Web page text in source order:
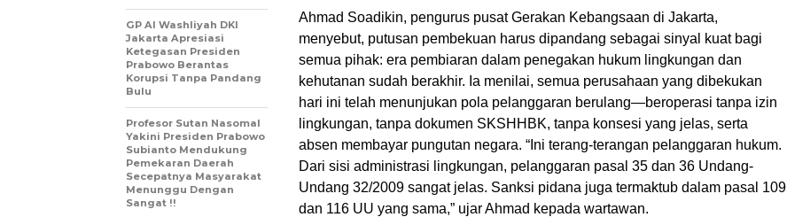
Ahmad Soadikin, pengurus pusat Gerakan Kebangsaan di Jakarta,
menyebut, putusan pembekuan harus dipandang sebagai sinyal kuat bagi
semua pihak: era pembiaran dalam penegakan hukum lingkungan dan
kehutanan sudah berakhir. Ia menilai, semua perusahaan yang dibekukan
hari ini telah menunjukan pola pelanggaran berulang—beroperasi tanpa izin
lingkungan, tanpa dokumen SKSHHBK, tanpa konsesi yang jelas, serta
absen membayar pungutan negara. “Ini terang-terangan pelanggaran hukum.
Dari sisi administrasi lingkungan, pelanggaran pasal 35 dan 36 Undang-
Undang 32/2009 sangat jelas. Sanksi pidana juga termaktub dalam pasal 109
dan 116 UU yang sama,” ujar Ahmad kepada wartawan.
GP Al Washliyah DKI
Jakarta Apresiasi
Ketegasan Presiden
Prabowo Berantas
Korupsi Tanpa Pandang
Bulu
Profesor Sutan Nasomal
Yakini Presiden Prabowo
Subianto Mendukung
Pemekaran Daerah
Secepatnya Masyarakat
Menunggu Dengan
Sangat !!